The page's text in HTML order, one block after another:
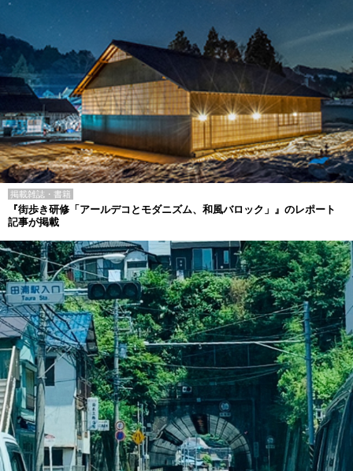
掲載雑誌・書籍
『街歩き研修「アールデコとモダニズム、和風バロック」』のレポート
記事が掲載